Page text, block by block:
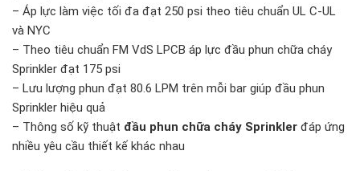
– Áp lực làm việc tối đa đạt 250 psi theo tiêu chuẩn UL C-UL
và NYC
– Theo tiêu chuẩn FM VdS LPCB áp lực đầu phun chữa cháy
Sprinkler đạt 175 psi
– Lưu lượng phun đạt 80.6 LPM trên mỗi bar giúp đầu phun
Sprinkler hiệu quả
– Thông số kỹ thuật đầu phun chữa cháy Sprinkler đáp ứng
nhiều yêu cầu thiết kế khác nhau